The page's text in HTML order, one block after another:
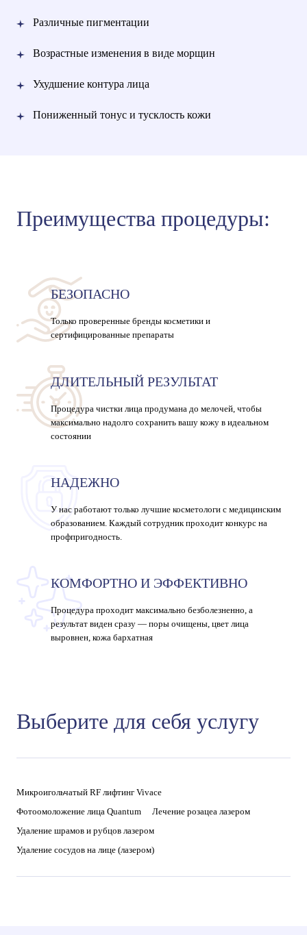
Различные пигментации
Возрастные изменения в виде морщин
Ухудшение контура лица
Пониженный тонус и тусклость кожи
Преимущества процедуры:
БЕЗОПАСНО
Только проверенные бренды косметики и
сертифицированные препараты
ДЛИТЕЛЬНЫЙ РЕЗУЛЬТАТ
Процедура чистки лица продумана до мелочей, чтобы
максимально надолго сохранить вашу кожу в идеальном
состоянии
НАДЕЖНО
У нас работают только лучшие косметологи с медицинским
образованием. Каждый сотрудник проходит конкурс на
профпригодность.
КОМФОРТНО И ЭФФЕКТИВНО
Процедура проходит максимально безболезненно, а
результат виден сразу — поры очищены, цвет лица
выровнен, кожа бархатная
Выберите для себя услугу
Микроигольчатый RF лифтинг Vivace
Фотоомоложение лица Quantum
Лечение розацеа лазером
Удаление шрамов и рубцов лазером
Удаление сосудов на лице (лазером)